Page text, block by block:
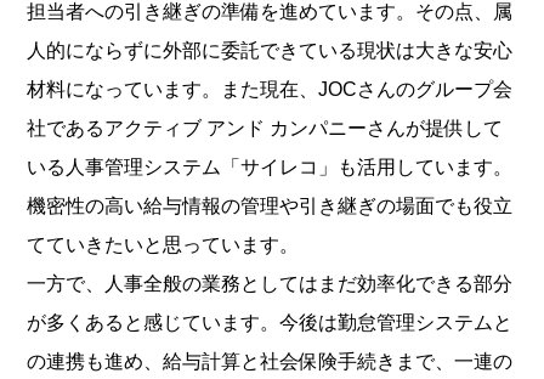
担当者への引き継ぎの準備を進めています。その点、属
人的にならずに外部に委託できている現状は大きな安心
材料になっています。また現在、JOCさんのグループ会
社であるアクティブ アンド カンパニーさんが提供して
いる人事管理システム「サイレコ」も活用しています。
機密性の高い給与情報の管理や引き継ぎの場面でも役立
てていきたいと思っています。
一方で、人事全般の業務としてはまだ効率化できる部分
が多くあると感じています。今後は勤怠管理システムと
の連携も進め、給与計算と社会保険手続きまで、一連の